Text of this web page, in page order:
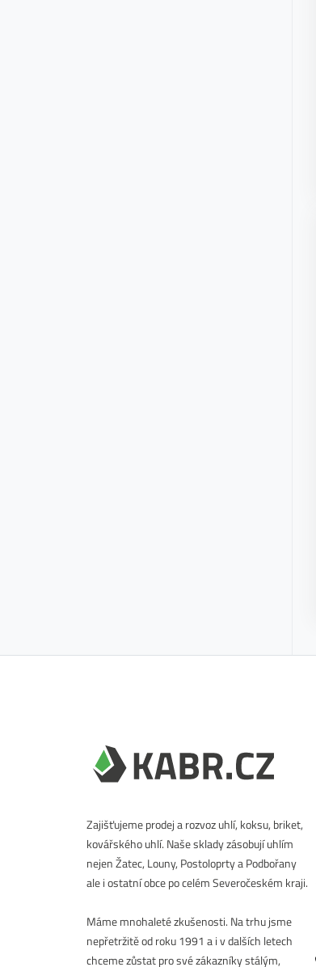
Zajišťujeme prodej a rozvoz uhlí, koksu, briket,
kovářského uhlí. Naše sklady zásobují uhlím
nejen Žatec, Louny, Postoloprty a Podbořany
ale i ostatní obce po celém Severočeském kraji.
Máme mnohaleté zkušenosti. Na trhu jsme
nepřetržitě od roku 1991 a i v dalších letech
chceme zůstat pro své zákazníky stálým,